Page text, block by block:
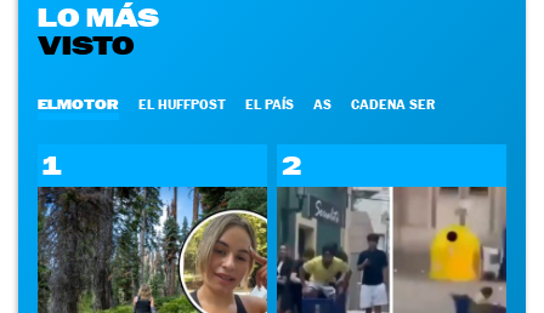
LO MÁS
VISTO
ELMOTOR EL HUFFPOST EL PAÍS AS CADENA SER
1 2